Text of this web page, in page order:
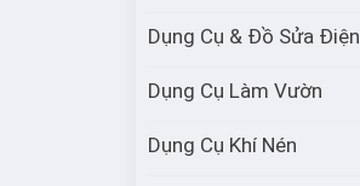
Dụng Cụ & Đồ Sửa Điện
Dụng Cụ Làm Vườn
Dụng Cụ Khí Nén